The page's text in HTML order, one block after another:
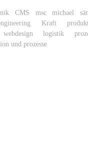
CMS
msc michael
Kraft
webdesign logistik
und prozesse